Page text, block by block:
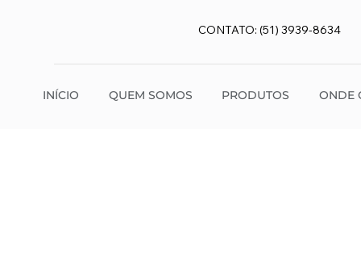
CONTATO: (51) 3939-8634
INÍCIO QUEM SOMOS PRODUTOS ONDE